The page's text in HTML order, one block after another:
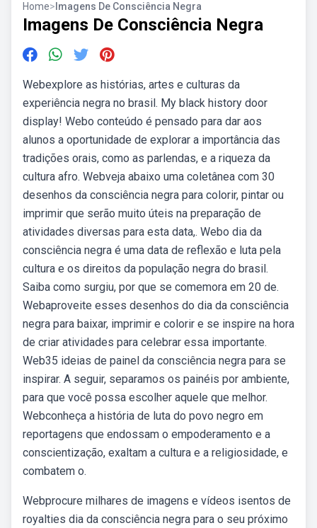
Home> Imagens De Consciência Negra
Imagens De Consciência Negra
Webexplore as histórias, artes e culturas da
experiência negra no brasil. My black history door
display! Webo conteúdo é pensado para dar aos
alunos a oportunidade de explorar a importância das
tradições orais, como as parlendas, e a riqueza da
cultura afro. Webveja abaixo uma coletânea com 30
desenhos da consciência negra para colorir, pintar ou
imprimir que serão muito úteis na preparação de
atividades diversas para esta data,. Webo dia da
consciência negra é uma data de reflexão e luta pela
cultura e os direitos da população negra do brasil.
Saiba como surgiu, por que se comemora em 20 de.
Webaproveite esses desenhos do dia da consciência
negra para baixar, imprimir e colorir e se inspire na hora
de criar atividades para celebrar essa importante.
Web35 ideias de painel da consciência negra para se
inspirar. A seguir, separamos os painéis por ambiente,
para que você possa escolher aquele que melhor.
Webconheça a história de luta do povo negro em
reportagens que endossam o empoderamento e a
conscientização, exaltam a cultura e a religiosidade, e
combatem o.
Webprocure milhares de imagens e vídeos isentos de
royalties dia da consciência negra para o seu próximo